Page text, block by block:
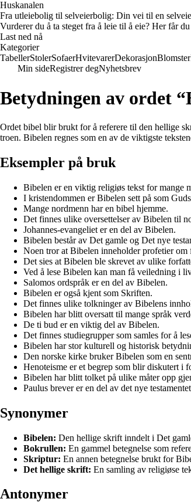
Huskanalen
Fra utleiebolig til selveierbolig: Din vei til en
Vurderer du å ta steget fra å leie til å eie? Her får
Last ned nå
Kategorier
TabellerStolerSofaerHvitevarerDekorasjonBlomster
Min sideRegistrer degNyhetsbrev
Betydningen av ordet
Ordet bibel blir brukt for å referere til den hellige
troen. Bibelen regnes som en av de viktigste
Eksempler på bruk
Bibelen er en viktig religiøs tekst for mange
I kristendommen er Bibelen sett på som
Mange nordmenn har en bibel hjemme.
Det finnes ulike oversettelser av Bibelen til
Johannes-evangeliet er en del av Bibelen.
Bibelen består av Det gamle og Det nye
Noen tror at Bibelen inneholder profetier om
Det sies at Bibelen ble skrevet av ulike
Ved å lese Bibelen kan man få veiledning i
Salomos ordspråk er en del av Bibelen.
Bibelen er også kjent som Skriften.
Det finnes ulike tolkninger av Bibelens
Bibelen har blitt oversatt til mange språk
De ti bud er en viktig del av Bibelen.
Det finnes studiegrupper som samles for å
Bibelen har stor kulturell og historisk
Den norske kirke bruker Bibelen som en
Henoteisme er et begrep som blir diskutert i
Bibelen har blitt tolket på ulike måter opp
Paulus brever er en del av det nye
Synonymer
Bibelen: Den hellige skrift inndelt i Det
Bokrullen: En gammel betegnelse som
Skriptur: En annen betegnelse brukt for
Det hellige skrift: En samling av religiøse
Antonymer